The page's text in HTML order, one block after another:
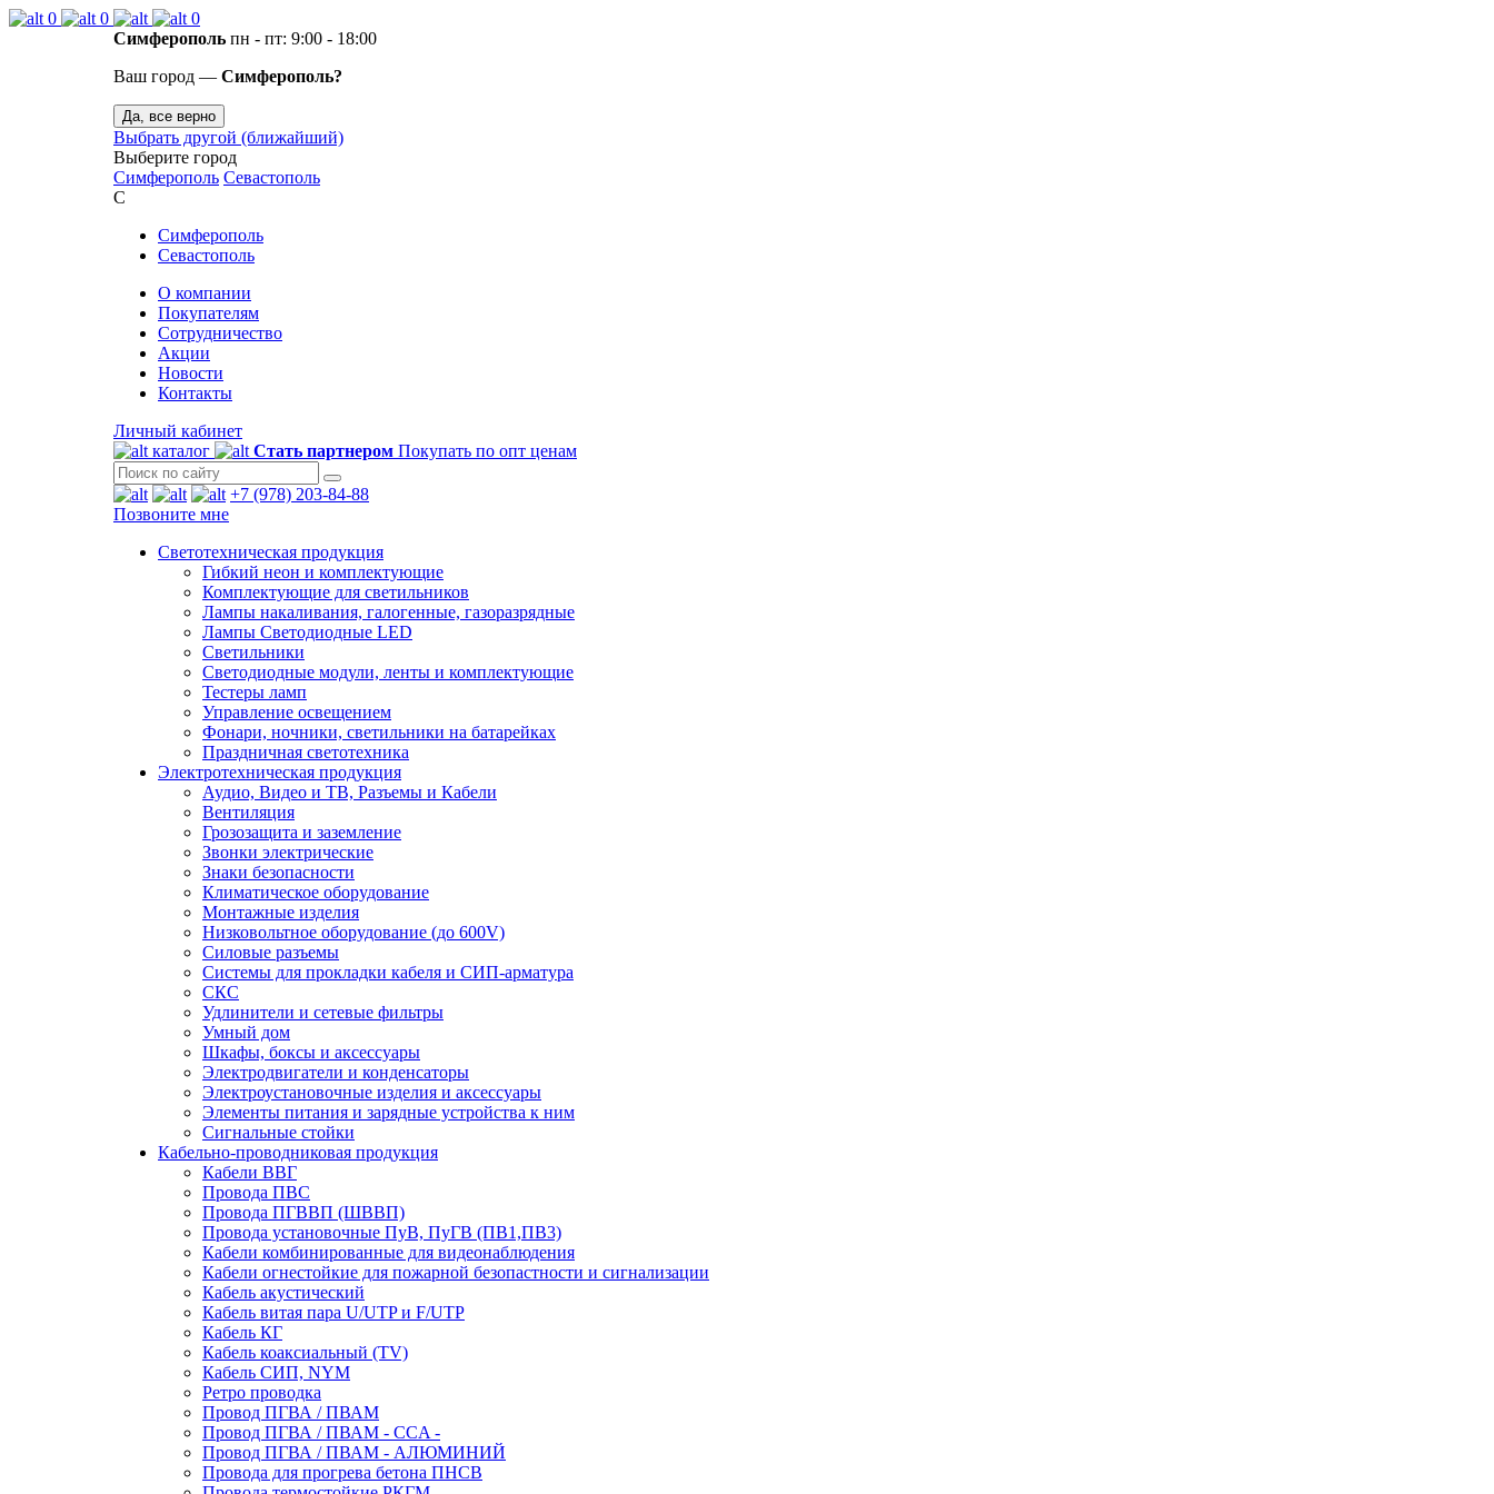
0 0
0
Симферополь пн - пт: 9:00 - 18:00
Ваш город — Симферополь?
Да, все верно
Выбрать другой (ближайший)
Выберите город
Симферополь Севастополь
С
Симферополь
Севастополь
О компании
Покупателям
Сотрудничество
Акции
Новости
Контакты
Личный кабинет
каталог
Стать партнером Покупать по опт ценам
+7 (978) 203-84-88
Позвоните мне
Светотехническая продукция
Гибкий неон и комплектующие
Комплектующие для светильников
Лампы накаливания, галогенные, газоразрядные
Лампы Светодиодные LED
Светильники
Светодиодные модули, ленты и комплектующие
Тестеры ламп
Управление освещением
Фонари, ночники, светильники на батарейках
Праздничная светотехника
Электротехническая продукция
Аудио, Видео и ТВ, Разъемы и Кабели
Вентиляция
Грозозащита и заземление
Звонки электрические
Знаки безопасности
Климатическое оборудование
Монтажные изделия
Низковольтное оборудование (до 600V)
Силовые разъемы
Системы для прокладки кабеля и СИП-арматура
СКС
Удлинители и сетевые фильтры
Умный дом
Шкафы, боксы и аксессуары
Электродвигатели и конденсаторы
Электроустановочные изделия и аксессуары
Элементы питания и зарядные устройства к ним
Сигнальные стойки
Кабельно-проводниковая продукция
Кабели ВВГ
Провода ПВС
Провода ПГВВП (ШВВП)
Провода установочные ПуВ, ПуГВ (ПВ1,ПВ3)
Кабели комбинированные для видеонаблюдения
Кабели огнестойкие для пожарной безопастности и сигнализации
Кабель акустический
Кабель витая пара U/UTP и F/UTP
Кабель КГ
Кабель коаксиальный (TV)
Кабель СИП, NYM
Ретро проводка
Провод ПГВА / ПВАМ
Провод ПГВА / ПВАМ - CCA -
Провод ПГВА / ПВАМ - АЛЮМИНИЙ
Провода для прогрева бетона ПНСВ